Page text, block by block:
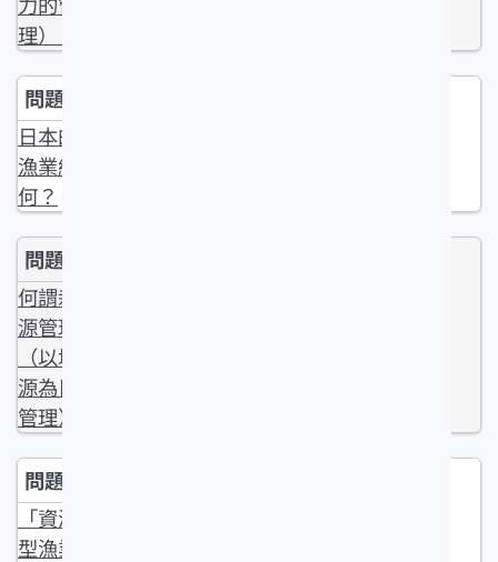
理）？
日本的栽培
漁業組織為
何？
何謂栽培資
源管理型
（以增殖資
源為目的的
管理）？
「資源管理
型漁業」的